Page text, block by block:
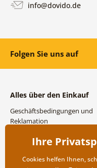
info@dovido.de
Folgen Sie uns auf
Alles über den Einkauf
Geschäftsbedingungen und
Reklamation
Versand- und
Rücksendung der Ware
Ihre
Cookies helfen Ihnen,